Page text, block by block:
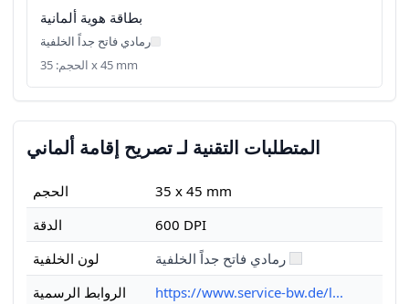
بطاقة هوية ألمانية
رمادي فاتح جداً الخلفية
الحجم: 35 x 45 mm
المتطلبات التقنية لـ تصريح إقامة ألماني
الحجم
35 x 45 mm
الدقة
600 DPI
لون الخلفية
رمادي فاتح جداً الخلفية
الروابط الرسمية
https://www.service-bw.de/l...